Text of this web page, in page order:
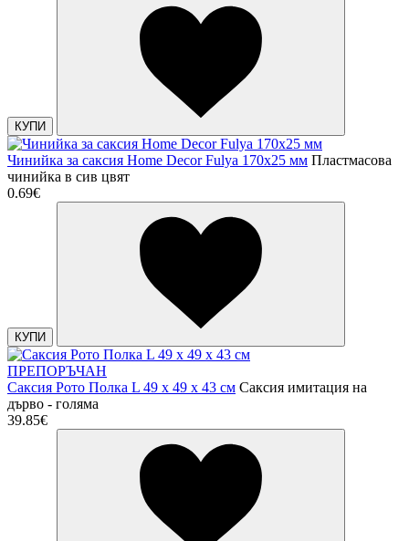
КУПИ
Чинийка за саксия Home Decor Fulya 170x25 мм Пластмасова
чинийка в сив цвят
0.69€
КУПИ
ПРЕПОРЪЧАН
Саксия Рото Полка L 49 x 49 x 43 см Саксия имитация на
дърво - голяма
39.85€